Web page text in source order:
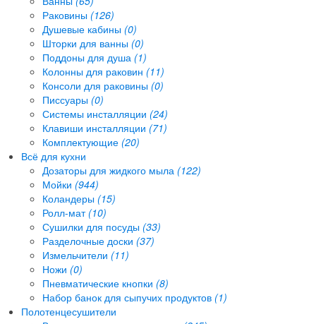
Раковины (126)
Душевые кабины (0)
Шторки для ванны (0)
Поддоны для душа (1)
Колонны для раковин (11)
Консоли для раковины (0)
Писсуары (0)
Системы инсталляции (24)
Клавиши инсталляции (71)
Комплектующие (20)
Всё для кухни
Дозаторы для жидкого мыла (122)
Мойки (944)
Коландеры (15)
Ролл-мат (10)
Сушилки для посуды (33)
Разделочные доски (37)
Измельчители (11)
Ножи (0)
Пневматические кнопки (8)
Набор банок для сыпучих продуктов (1)
Полотенцесушители